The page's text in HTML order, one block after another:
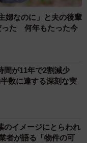
婦なのに」と夫の後輩
った 何年もたった今
間が11年で2割減少
数に達する深刻な実
のイメージにとらわれ
者が語る「物件の可